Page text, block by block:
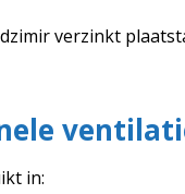
verzinkt
in: